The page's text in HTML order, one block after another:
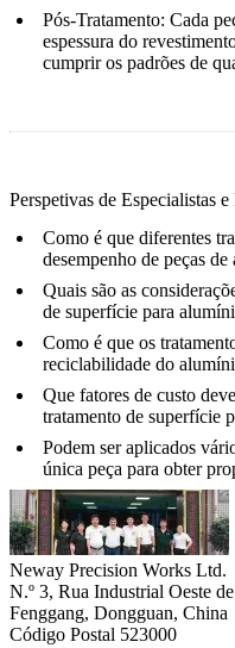
Pós-Tratamento: Cada
espessura do
cumprir os padrões de
Perspetivas de Especialistas
Como é que diferentes
desempenho de peças
Quais são as
de superfície para
Como é que os
reciclabilidade do
Que fatores de custo
tratamento de superfície
Podem ser aplicados
única peça para obter
Neway Precision Works Ltd.
N.º 3, Rua Industrial Oeste
Fenggang, Dongguan, China
Código Postal 523000